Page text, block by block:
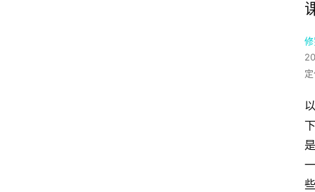
以
下
是
一
些